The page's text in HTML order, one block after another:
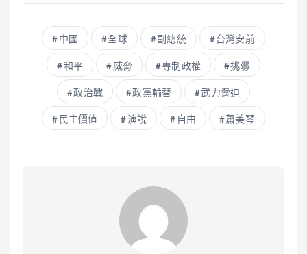
中國 全球 副總統 台灣安前
和平 威脅 專制政權 挑釁
政治戰 政黨輪替 武力脅迫
民主價值 演說 自由 蕭美琴